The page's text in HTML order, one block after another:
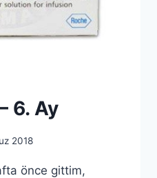
6. Ay
2018
önce gittim,